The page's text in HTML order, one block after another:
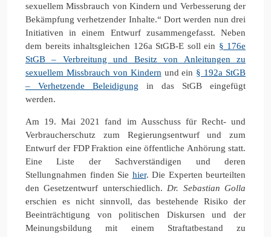
sexuellem Missbrauch von Kindern und Verbesserung der
Bekämpfung verhetzender Inhalte.“ Dort werden nun drei
Initiativen in einem Entwurf zusammengefasst. Neben
dem bereits inhaltsgleichen 126a StGB-E soll ein § 176e
StGB – Verbreitung und Besitz von Anleitungen zu
sexuellem Missbrauch von Kindern und ein § 192a StGB
– Verhetzende Beleidigung in das StGB eingefügt
werden.
Am 19. Mai 2021 fand im Ausschuss für Recht- und
Verbraucherschutz zum Regierungsentwurf und zum
Entwurf der FDP Fraktion eine öffentliche Anhörung statt.
Eine Liste der Sachverständigen und deren
Stellungnahmen finden Sie hier. Die Experten beurteilten
den Gesetzentwurf unterschiedlich. Dr. Sebastian Golla
erschien es nicht sinnvoll, das bestehende Risiko der
Beeinträchtigung von politischen Diskursen und der
Meinungsbildung mit einem Straftatbestand zu